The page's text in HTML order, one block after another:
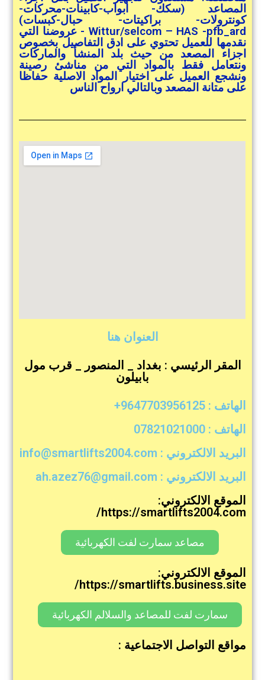
المصاعد (سكك- ابواب-كابينات-محركات-
كونترولات- براكيتات- حبال-كبسات)
Wittur/selcom – HAS -pfb_ard - عروضنا التي
نقدمها للعميل تحتوي على ادق التفاصيل بخصوص
اجزاء المصعد من حيث بلد المنشأ والماركات
ونتعامل فقط بالمواد التي من مناشئ رصينة
ونشجع العميل على اختيار المواد الاصلية حفاظا
على متانة المصعد وبالتالي ارواح الناس
العنوان هنا
المقر الرئيسي : بغداد _ المنصور _ قرب مول
بابيلون
الهاتف : 9647703956125+
الهاتف : 07821021000
البريد الالكتروني : info@smartlifts2004.com
البريد الالكتروني : ah.azez76@gmail.com
الموقع الالكتروني:
https://smartlifts2004.com/
مصاعد سمارت لفت الكهربائية
الموقع الالكتروني:
https://smartlifts.business.site/
سمارت لفت للمصاعد والسلالم الكهربائية
مواقع التواصل الاجتماعية :